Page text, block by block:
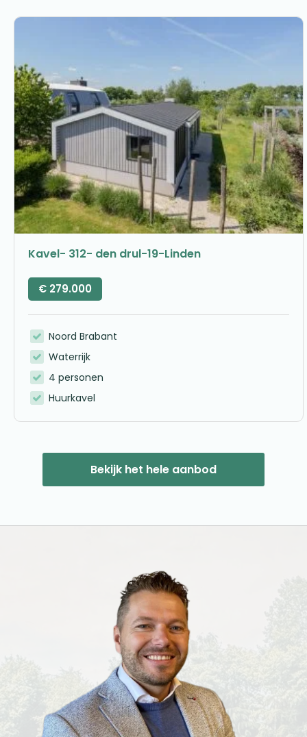
Kavel- 312- den drul-19-Linden
€ 279.000
Noord Brabant
Waterrijk
4 personen
Huurkavel
Bekijk het hele aanbod